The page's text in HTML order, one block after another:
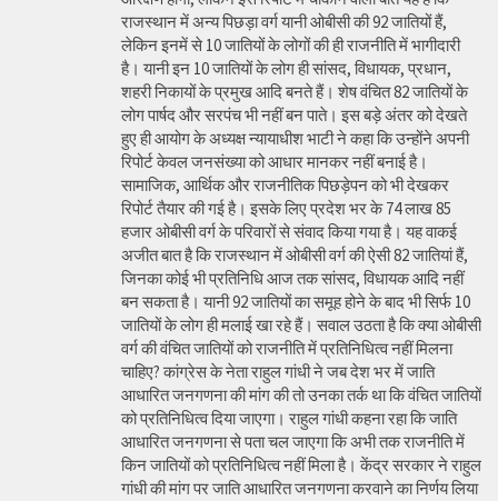
राजस्थान में अन्य पिछड़ा वर्ग यानी ओबीसी की 92 जातियों हैं,
लेकिन इनमें से 10 जातियों के लोगों की ही राजनीति में भागीदारी
है। यानी इन 10 जातियों के लोग ही सांसद, विधायक, प्रधान,
शहरी निकायों के प्रमुख आदि बनते हैं। शेष वंचित 82 जातियों के
लोग पार्षद और सरपंच भी नहीं बन पाते। इस बड़े अंतर को देखते
हुए ही आयोग के अध्यक्ष न्यायाधीश भाटी ने कहा कि उन्होंने अपनी
रिपोर्ट केवल जनसंख्या को आधार मानकर नहीं बनाई है।
सामाजिक, आर्थिक और राजनीतिक पिछड़ेपन को भी देखकर
रिपोर्ट तैयार की गई है। इसके लिए प्रदेश भर के 74 लाख 85
हजार ओबीसी वर्ग के परिवारों से संवाद किया गया है। यह वाकई
अजीत बात है कि राजस्थान में ओबीसी वर्ग की ऐसी 82 जातियां हैं,
जिनका कोई भी प्रतिनिधि आज तक सांसद, विधायक आदि नहीं
बन सकता है। यानी 92 जातियों का समूह होने के बाद भी सिर्फ 10
जातियों के लोग ही मलाई खा रहे हैं। सवाल उठता है कि क्या ओबीसी
वर्ग की वंचित जातियों को राजनीति में प्रतिनिधित्व नहीं मिलना
चाहिए? कांग्रेस के नेता राहुल गांधी ने जब देश भर में जाति
आधारित जनगणना की मांग की तो उनका तर्क था कि वंचित जातियों
को प्रतिनिधित्व दिया जाएगा। राहुल गांधी कहना रहा कि जाति
आधारित जनगणना से पता चल जाएगा कि अभी तक राजनीति में
किन जातियों को प्रतिनिधित्व नहीं मिला है। केंद्र सरकार ने राहुल
गांधी की मांग पर जाति आधारित जनगणना करवाने का निर्णय लिया